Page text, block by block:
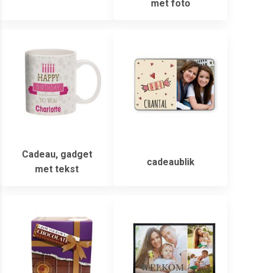
met foto
Cadeau, gadget
met tekst
cadeaublik